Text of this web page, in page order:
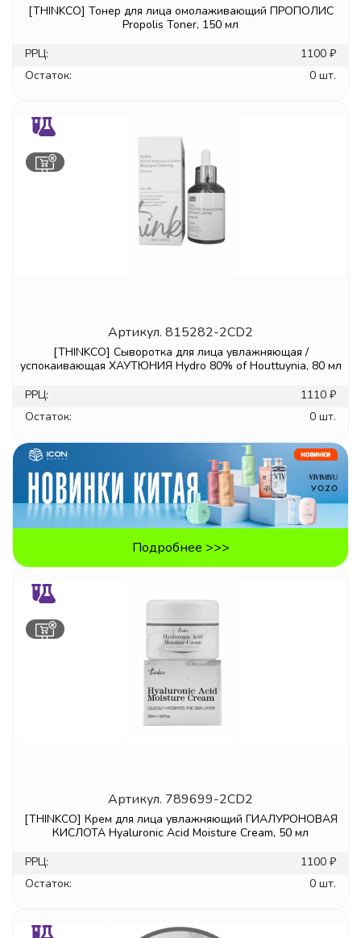
[THINKCO] Тонер для лица омолаживающий ПРОПОЛИС
Propolis Toner, 150 мл
РРЦ:
1100 ₽
Остаток:
0 шт.
Артикул. 815282-2CD2
[THINKCO] Сыворотка для лица увлажняющая /
успокаивающая ХАУТЮНИЯ Hydro 80% of Houttuynia, 80 мл
РРЦ:
1110 ₽
Остаток:
0 шт.
Подробнее >>>
Артикул. 789699-2CD2
[THINKCO] Крем для лица увлажняющий ГИАЛУРОНОВАЯ
КИСЛОТА Hyaluronic Acid Moisture Cream, 50 мл
РРЦ:
1100 ₽
Остаток:
0 шт.